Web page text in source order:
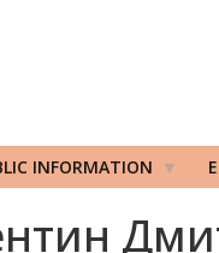
INFORMATION